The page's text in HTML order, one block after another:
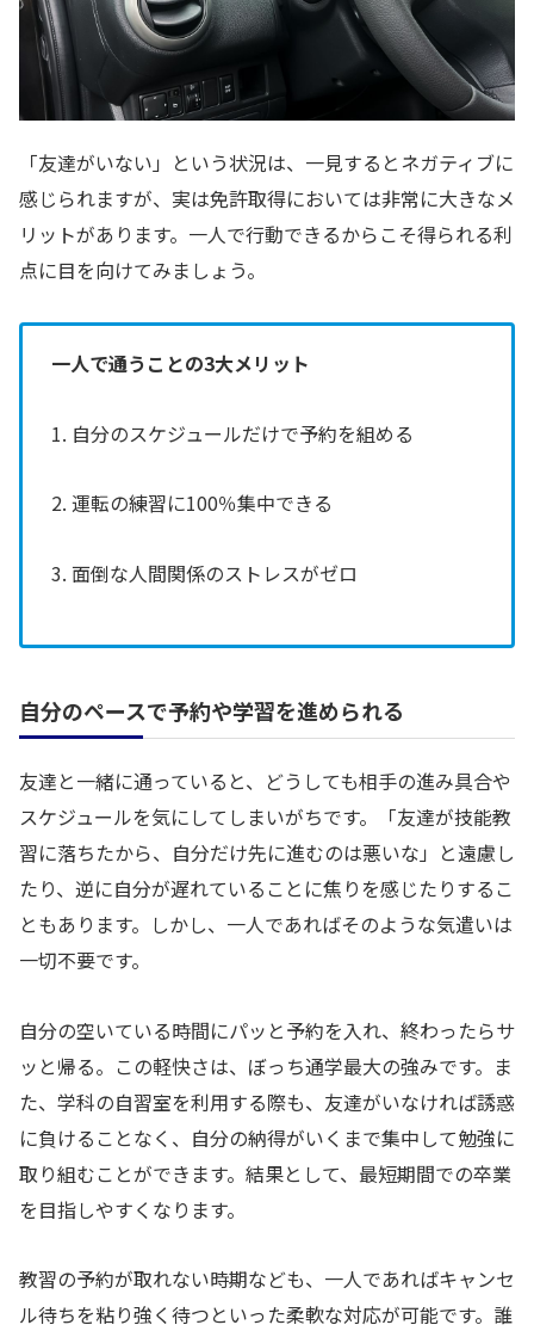
「友達がいない」という状況は、一見するとネガティブに
感じられますが、実は免許取得においては非常に大きなメ
リットがあります。一人で行動できるからこそ得られる利
点に目を向けてみましょう。
一人で通うことの3大メリット
1. 自分のスケジュールだけで予約を組める
2. 運転の練習に100％集中できる
3. 面倒な人間関係のストレスがゼロ
自分のペースで予約や学習を進められる
友達と一緒に通っていると、どうしても相手の進み具合や
スケジュールを気にしてしまいがちです。「友達が技能教
習に落ちたから、自分だけ先に進むのは悪いな」と遠慮し
たり、逆に自分が遅れていることに焦りを感じたりするこ
ともあります。しかし、一人であればそのような気遣いは
一切不要です。
自分の空いている時間にパッと予約を入れ、終わったらサ
ッと帰る。この軽快さは、ぼっち通学最大の強みです。ま
た、学科の自習室を利用する際も、友達がいなければ誘惑
に負けることなく、自分の納得がいくまで集中して勉強に
取り組むことができます。結果として、最短期間での卒業
を目指しやすくなります。
教習の予約が取れない時期なども、一人であればキャンセ
ル待ちを粘り強く待つといった柔軟な対応が可能です。誰